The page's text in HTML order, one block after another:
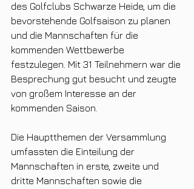
des Golfclubs Schwarze Heide, um die
bevorstehende Golfsaison zu planen
und die Mannschaften für die
kommenden Wettbewerbe
festzulegen. Mit 31 Teilnehmern war die
Besprechung gut besucht und zeugte
von großem Interesse an der
kommenden Saison.
Die Hauptthemen der Versammlung
umfassten die Einteilung der
Mannschaften in erste, zweite und
dritte Mannschaften sowie die